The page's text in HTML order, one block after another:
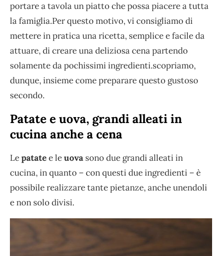
portare a tavola un piatto che possa piacere a tutta
la famiglia.Per questo motivo, vi consigliamo di
mettere in pratica una ricetta, semplice e facile da
attuare, di creare una deliziosa cena partendo
solamente da pochissimi ingredienti.scopriamo,
dunque, insieme come preparare questo gustoso
secondo.
Patate e uova, grandi alleati in
cucina anche a cena
Lepatatee leuova sono due grandi alleati in
cucina, in quanto – con questi due ingredienti – è
possibile realizzare tante pietanze, anche unendoli
e non solo divisi.